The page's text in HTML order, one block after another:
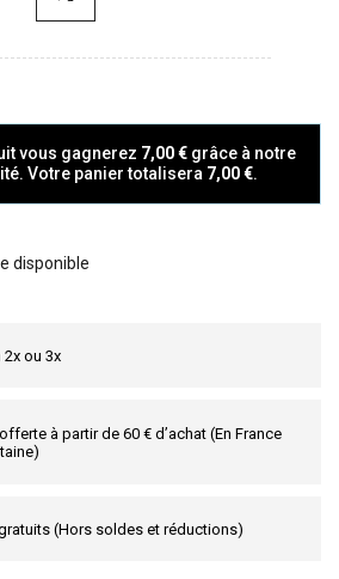
vous gagnerez 7,00 € grâce à notre
Votre panier totalisera 7,00 €.
disponible
2x ou 3x
à partir de 60 € d’achat (En France
(Hors soldes et réductions)